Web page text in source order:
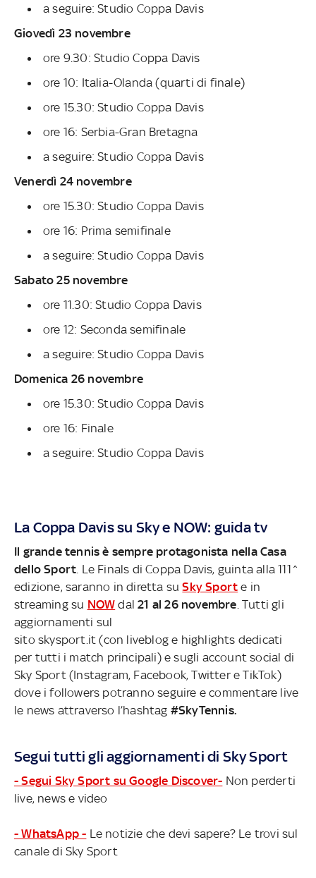
a seguire: Studio Coppa Davis
Giovedì 23 novembre
ore 9.30: Studio Coppa Davis
ore 10: Italia-Olanda (quarti di finale)
ore 15.30: Studio Coppa Davis
ore 16: Serbia-Gran Bretagna
a seguire: Studio Coppa Davis
Venerdì 24 novembre
ore 15.30: Studio Coppa Davis
ore 16: Prima semifinale
a seguire: Studio Coppa Davis
Sabato 25 novembre
ore 11.30: Studio Coppa Davis
ore 12: Seconda semifinale
a seguire: Studio Coppa Davis
Domenica 26 novembre
ore 15.30: Studio Coppa Davis
ore 16: Finale
a seguire: Studio Coppa Davis
La Coppa Davis su Sky e NOW: guida tv
Il grande tennis è sempre protagonista nella Casa
dello Sport . Le Finals di Coppa Davis, guinta alla 111^
edizione, saranno in diretta suSky Sport e in
streaming su NOW dal21 al 26 novembre . Tutti gli
aggiornamenti sul
sito skysport.it (con liveblog e highlights dedicati
per tutti i match principali) e sugli account social di
Sky Sport (Instagram, Facebook, Twitter e TikTok)
dove i followers potranno seguire e commentare live
le news attraverso l’hashtag #SkyTennis.
Segui tutti gli aggiornamenti di Sky Sport
- Segui Sky Sport su Google Discover- Non perderti
live, news e video
- WhatsApp - Le notizie che devi sapere? Le trovi sul
canale di Sky Sport